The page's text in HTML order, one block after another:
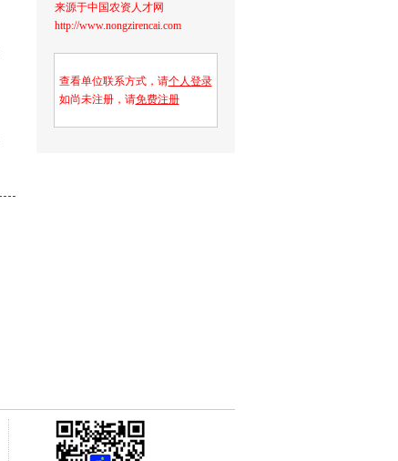
来源于中国农资人才网
http://www.nongzirencai.com
查看单位联系方式，请个人登录
如尚未注册，请免费注册